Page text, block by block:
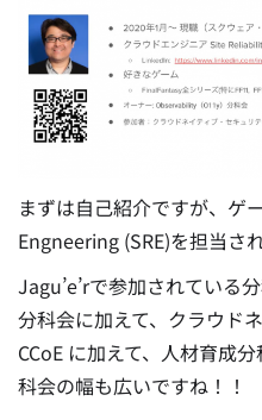
まずは自己紹介ですが、
Engneering (SRE)を担当さ
Jagu’e’rで参加されている
分科会に加えて、クラウド
CCoE に加えて、人材育成
科会の幅も広いですね！！